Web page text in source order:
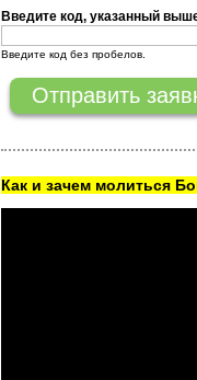
Введите код, указанный
Введите код без пробелов.
Как и зачем молиться